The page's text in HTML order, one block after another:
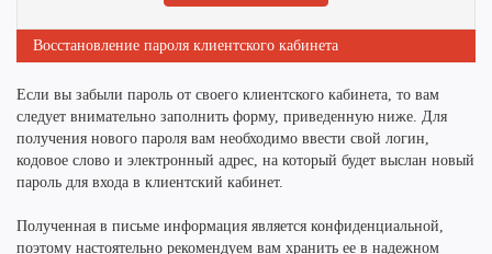
Восстановление пароля клиентского кабинета
Если вы забыли пароль от своего клиентского кабинета, то вам
следует внимательно заполнить форму, приведенную ниже. Для
получения нового пароля вам необходимо ввести свой логин,
кодовое слово и электронный адрес, на который будет выслан новый
пароль для входа в клиентский кабинет.
Полученная в письме информация является конфиденциальной,
поэтому настоятельно рекомендуем вам хранить ее в надежном